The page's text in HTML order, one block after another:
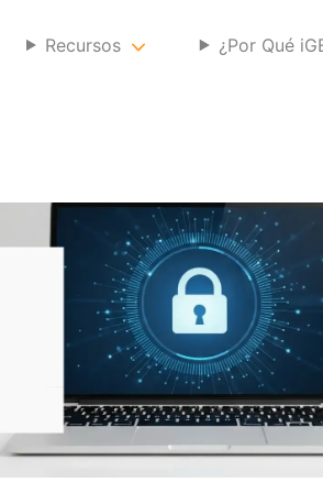
Recursos ¿Por Qué